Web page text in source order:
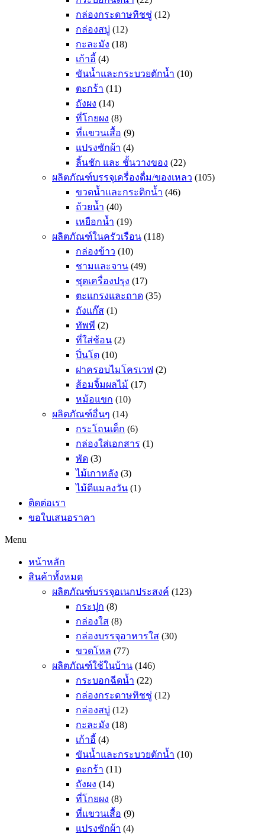
กล่องกระดาษทิชชู่ (12)
กล่องสบู่ (12)
กะละมัง (18)
เก้าอี้ (4)
ขันน้ำและกระบวยตักน้ำ (10)
ตะกร้า (11)
ถังผง (14)
ที่โกยผง (8)
ที่แขวนเสื้อ (9)
แปรงซักผ้า (4)
ลิ้นชัก และ ชั้นวางของ (22)
ผลิตภัณฑ์บรรจุเครื่องดื่ม/ของเหลว (105)
ขวดน้ำและกระติกน้ำ (46)
ถ้วยน้ำ (40)
เหยือกน้ำ (19)
ผลิตภัณฑ์ในครัวเรือน (118)
กล่องข้าว (10)
ชามและจาน (49)
ชุดเครื่องปรุง (17)
ตะแกรงและถาด (35)
ถังแก๊ส (1)
ทัพพี (2)
ที่ใส่ช้อน (2)
ปิ่นโต (10)
ฝาครอบไมโครเวฟ (2)
ส้อมจิ้มผลไม้ (17)
หม้อแขก (10)
ผลิตภัณฑ์อื่นๆ (14)
กระโถนเด็ก (6)
กล่องใส่เอกสาร (1)
พัด (3)
ไม้เกาหลัง (3)
ไม้ตีแมลงวัน (1)
ติดต่อเรา
ขอใบเสนอราคา
Menu
หน้าหลัก
สินค้าทั้งหมด
ผลิตภัณฑ์บรรจุอเนกประสงค์ (123)
กระปุก (8)
กล่องใส (8)
กล่องบรรจุอาหารใส (30)
ขวดโหล (77)
ผลิตภัณฑ์ใช้ในบ้าน (146)
กระบอกฉีดน้ำ (22)
กล่องกระดาษทิชชู่ (12)
กล่องสบู่ (12)
กะละมัง (18)
เก้าอี้ (4)
ขันน้ำและกระบวยตักน้ำ (10)
ตะกร้า (11)
ถังผง (14)
ที่โกยผง (8)
ที่แขวนเสื้อ (9)
แปรงซักผ้า (4)